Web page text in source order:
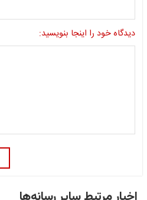
دیدگاه خود را اینجا بنویسید: